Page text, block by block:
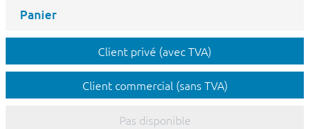
Panier
Client privé (avec TVA)
Client commercial (sans TVA)
Pas disponible